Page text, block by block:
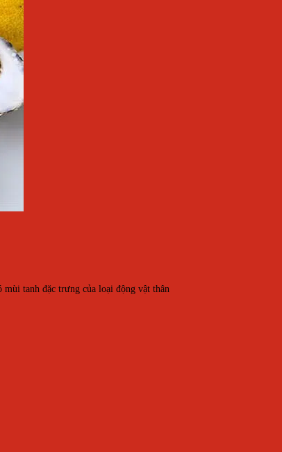
mùi tanh đặc trưng của loại động vật thân